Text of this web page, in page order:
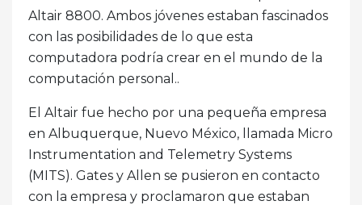
Altair 8800. Ambos jóvenes estaban fascinados
con las posibilidades de lo que esta
computadora podría crear en el mundo de la
computación personal..
El Altair fue hecho por una pequeña empresa
en Albuquerque, Nuevo México, llamada Micro
Instrumentation and Telemetry Systems
(MITS). Gates y Allen se pusieron en contacto
con la empresa y proclamaron que estaban